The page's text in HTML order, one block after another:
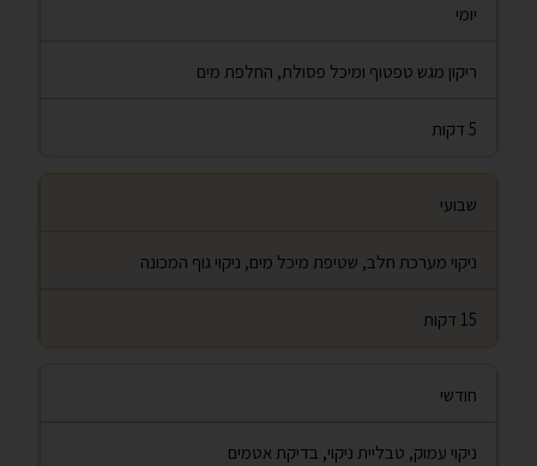
יומי
ריקון מגש טפטוף ומיכל פסולת, החלפת מים
5 דקות
שבועי
ניקוי מערכת חלב, שטיפת מיכל מים, ניקוי גוף המכונה
15 דקות
חודשי
ניקוי עמוק, טבליית ניקוי, בדיקת אטמים